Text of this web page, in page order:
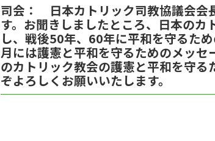
司会： 日本カトリック司教協議会会
す。お聞きしましたところ、日本の
し、戦後50年、60年に平和を守るた
月には護憲と平和を守るためのメッ
のカトリック教会の護憲と平和を守
ぞよろしくお願いいたします。